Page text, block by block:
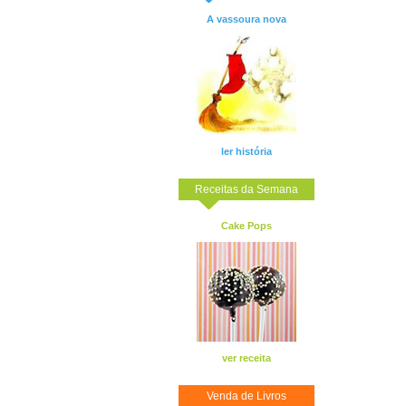
A vassoura nova
ler história
Receitas da Semana
Cake Pops
ver receita
Venda de Livros